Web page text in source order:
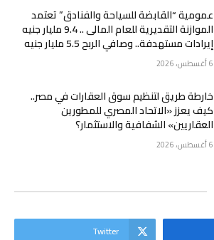
عمومية “القابضة للسياحة والفنادق” تعتمد
الموازنة التقديرية للعام المالى .. 9.4 مليار جنيه
إيرادات مستهدفة.. وصافي الربح 5.5 مليار جنيه
6 أغسطس، 2026
خارطة طريق لتنظيم سوق العقارات في مصر..
كيف يعزز «الاتحاد المصري للمطورين
العقاريين» الشفافية والاستثمار؟
6 أغسطس، 2026
Twitter